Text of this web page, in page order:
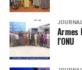
Armes
l’ONU